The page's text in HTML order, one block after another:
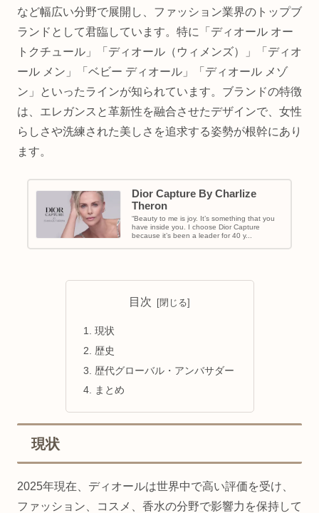
など幅広い分野で展開し、ファッション業界のトップブ
ランドとして君臨しています。特に「ディオール オー
トクチュール」「ディオール（ウィメンズ）」「ディオ
ール メン」「ベビー ディオール」「ディオール メゾ
ン」といったラインが知られています。ブランドの特徴
は、エレガンスと革新性を融合させたデザインで、女性
らしさや洗練された美しさを追求する姿勢が根幹にあり
ます。
Dior Capture By Charlize
Theron
“Beauty to me is joy. It’s something that you
have inside you. I choose Dior Capture
because it’s been a leader for 40 y...
目次
現状
歴史
歴代グローバル・アンバサダー
まとめ
現状
2025年現在、ディオールは世界中で高い評価を受け、
ファッション、コスメ、香水の分野で影響力を保持して